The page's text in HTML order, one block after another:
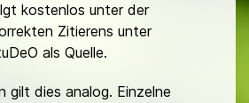
kostenlos unter der
Zitierens unter
als Quelle.
gilt dies analog. Einzelne